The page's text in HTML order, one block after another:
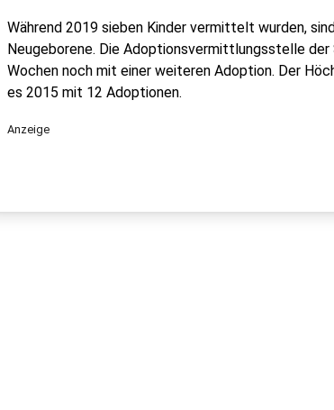
Während 2019 sieben Kinder vermittelt wurden,
Neugeborene. Die Adoptionsvermittlungsstelle
Wochen noch mit einer weiteren Adoption. Der
es 2015 mit 12 Adoptionen.
Anzeige